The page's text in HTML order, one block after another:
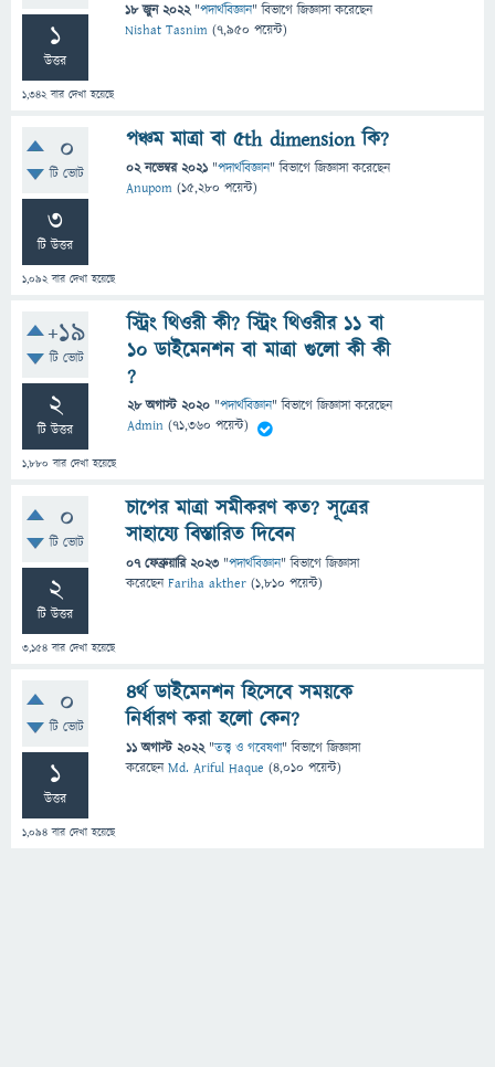
1
উত্তর
1,342বার দেখা হয়েছে
18 জুন 2022 "পদার্থবিজ্ঞান" বিভাগে জিজ্ঞাসাকরেছেন
Nishat Tasnim (7,950 পয়েন্ট)
0
টি ভোট
3
টি উত্তর
1,092বার দেখা হয়েছে
পঞ্চম মাত্রা বা 5th dimension কি?
02 নভেম্বর 2021 "পদার্থবিজ্ঞান" বিভাগে জিজ্ঞাসাকরেছেন
Anupom (15,280 পয়েন্ট)
+19
টি ভোট
2
টি উত্তর
1,880 বার দেখা হয়েছে
স্ট্রিং থিওরী কী? স্ট্রিং থিওরীর ১১ বা
১০ ডাইমেনশন বা মাত্রা গুলো কী কী
?
28 অগাস্ট 2020 "পদার্থবিজ্ঞান" বিভাগে জিজ্ঞাসাকরেছেন
Admin (71,360 পয়েন্ট)
0
টি ভোট
2
টি উত্তর
3,154 বার দেখা হয়েছে
চাপের মাত্রা সমীকরণ কত? সূত্রের
সাহায্যে বিস্তারিত দিবেন
07 ফেব্রুয়ারি 2023 "পদার্থবিজ্ঞান" বিভাগে জিজ্ঞাসা
করেছেনFariha akther (1,810 পয়েন্ট)
0
টি ভোট
1
উত্তর
1,094 বার দেখা হয়েছে
৪র্থ ডাইমেনশন হিসেবে সময়কে
নির্ধারণ করা হলো কেন?
11 অগাস্ট 2022 "তত্ত্ব ও গবেষণা" বিভাগে জিজ্ঞাসা
করেছেনMd. Ariful Haque (4,010 পয়েন্ট)